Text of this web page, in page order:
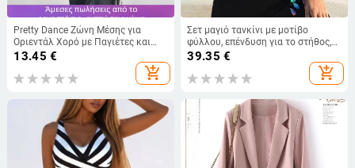
Pretty Dance Ζώνη Μέσης για
Οριεντάλ Χορό με Παγιέτες και
Φούντες, Τρίγωνο Φουλάρι,
Πολυεστέρας 70–80%, Unisex,
Άνοιξη 2023
13.45 €
add_shopping_cart
Σετ μαγιό τανκίνι με μοτίβο
φύλλου, επένδυση για το στήθος,
82% πολυεστέρας, για ενήλικες
39.35 €
add_shopping_cart